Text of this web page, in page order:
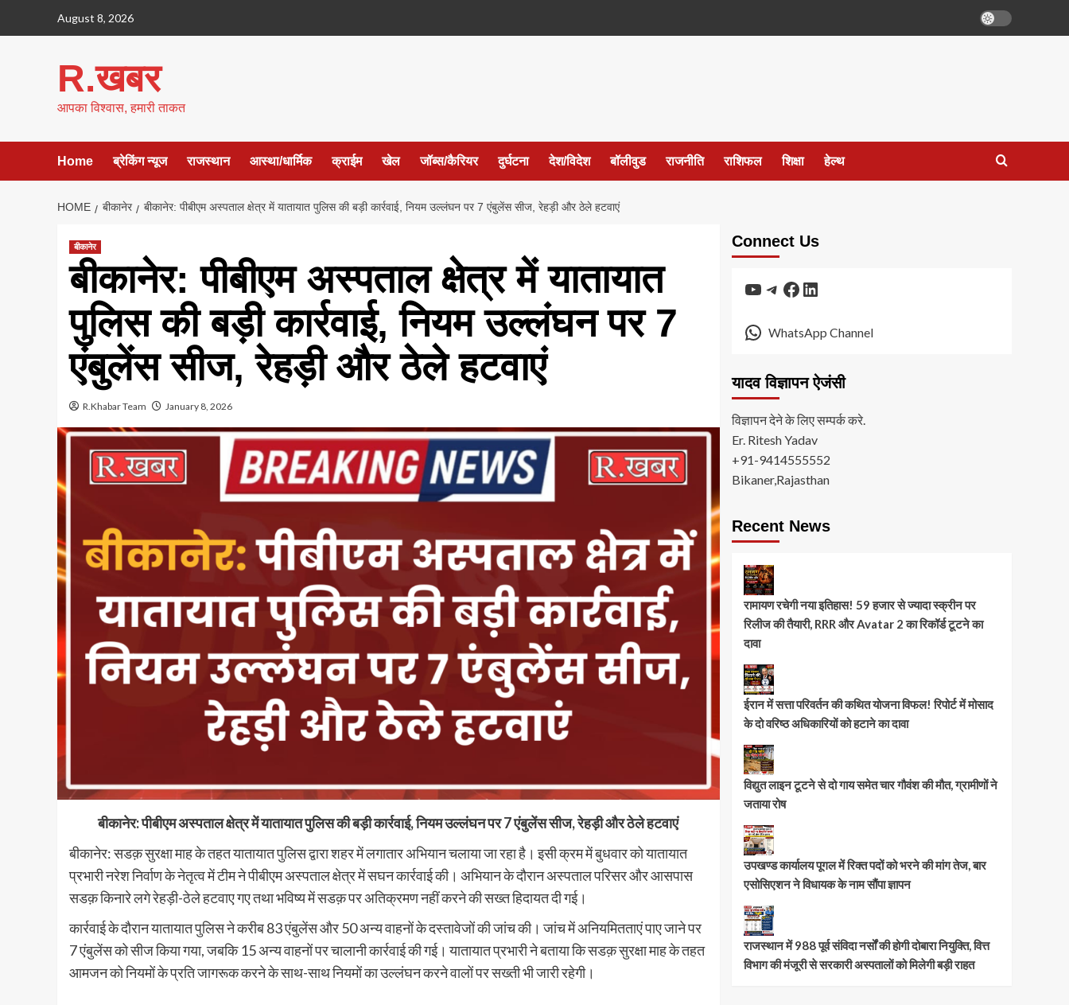
August 8, 2026
R.खबर
आपका विश्वास, हमारी ताकत
Home ब्रेकिंग न्यूज राजस्थान आस्था/धार्मिक क्राईम खेल जॉब्स/कैरियर दुर्घटना देश/विदेश बॉलीवुड राजनीति राशिफल शिक्षा हेल्थ
HOME बीकानेर बीकानेर: पीबीएम अस्पताल क्षेत्र में यातायात पुलिस की बड़ी कार्रवाई, नियम उल्लंघन पर 7 एंबुलेंस सीज, रेहड़ी और ठेले हटवाएं
बीकानेर
बीकानेर: पीबीएम अस्पताल क्षेत्र में यातायात
पुलिस की बड़ी कार्रवाई, नियम उल्लंघन पर 7
एंबुलेंस सीज, रेहड़ी और ठेले हटवाएं
R.Khabar Team January 8, 2026
बीकानेर: पीबीएम अस्पताल क्षेत्र में यातायात पुलिस की बड़ी कार्रवाई, नियम उल्लंघन पर 7 एंबुलेंस सीज, रेहड़ी और ठेले हटवाएं
बीकानेर: सडक़ सुरक्षा माह के तहत यातायात पुलिस द्वारा शहर में लगातार अभियान चलाया जा रहा है। इसी क्रम में बुधवार को यातायात
प्रभारी नरेश निर्वाण के नेतृत्व में टीम ने पीबीएम अस्पताल क्षेत्र में सघन कार्रवाई की। अभियान के दौरान अस्पताल परिसर और आसपास
सडक़ किनारे लगे रेहड़ी-ठेले हटवाए गए तथा भविष्य में सडक़ पर अतिक्रमण नहीं करने की सख्त हिदायत दी गई।
कार्रवाई के दौरान यातायात पुलिस ने करीब 83 एंबुलेंस और 50 अन्य वाहनों के दस्तावेजों की जांच की। जांच में अनियमितताएं पाए जाने पर
7 एंबुलेंस को सीज किया गया, जबकि 15 अन्य वाहनों पर चालानी कार्रवाई की गई। यातायात प्रभारी ने बताया कि सडक़ सुरक्षा माह के तहत
आमजन को नियमों के प्रति जागरूक करने के साथ-साथ नियमों का उल्लंघन करने वालों पर सख्ती भी जारी रहेगी।
Connect Us
YouTube
Telegram
Facebook
LinkedIn
WhatsApp Channel
यादव विज्ञापन ऐजंसी
विज्ञापन देने के लिए सम्पर्क करे.
Er. Ritesh Yadav
+91-9414555552
Bikaner,Rajasthan
Recent News
रामायण रचेगी नया इतिहास! 59 हजार से ज्यादा स्क्रीन पर
रिलीज की तैयारी, RRR और Avatar 2 का रिकॉर्ड टूटने का
दावा
ईरान में सत्ता परिवर्तन की कथित योजना विफल! रिपोर्ट में मोसाद
के दो वरिष्ठ अधिकारियों को हटाने का दावा
विद्युत लाइन टूटने से दो गाय समेत चार गौवंश की मौत, ग्रामीणों ने
जताया रोष
उपखण्ड कार्यालय पूगल में रिक्त पदों को भरने की मांग तेज, बार
एसोसिएशन ने विधायक के नाम सौंपा ज्ञापन
राजस्थान में 988 पूर्व संविदा नर्सों की होगी दोबारा नियुक्ति, वित्त
विभाग की मंजूरी से सरकारी अस्पतालों को मिलेगी बड़ी राहत